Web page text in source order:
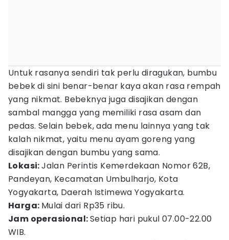
Untuk rasanya sendiri tak perlu diragukan, bumbu
bebek di sini benar-benar kaya akan rasa rempah
yang nikmat. Bebeknya juga disajikan dengan
sambal mangga yang memiliki rasa asam dan
pedas. Selain bebek, ada menu lainnya yang tak
kalah nikmat, yaitu menu ayam goreng yang
disajikan dengan bumbu yang sama.
Lokasi:Jalan Perintis Kemerdekaan Nomor 62B,
Pandeyan, Kecamatan Umbulharjo, Kota
Yogyakarta, Daerah Istimewa Yogyakarta.
Harga: Mulai dari Rp35 ribu.
Jam operasional:Setiap hari pukul 07.00-22.00
WIB.